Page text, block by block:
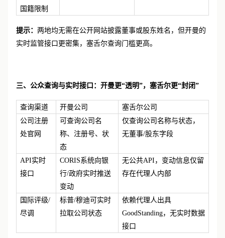
国籍限制
提示： 两地均无需在公开网站披露董事或股东姓名，但开曼的
实时监管接口更密集，塞舌尔查询门槛更高。
三、公众查询与实时接口：开曼更“透明”，塞舌尔更“封闭”
查询渠道 开曼公司
塞舌尔公司
公司注册
处官网
可查询公司名
称、注册号、状
态
仅查询公司名称与状态，
无董事/股东字段
API实时
接口
CORIS系统向银
行/政府实时推送
变动
无公共API，变动信息仅留
存在代理人内部
国际评级/
尽调
标普/穆迪可实时
拉取公司状态
依赖代理人出具
GoodStanding，无实时数据
接口